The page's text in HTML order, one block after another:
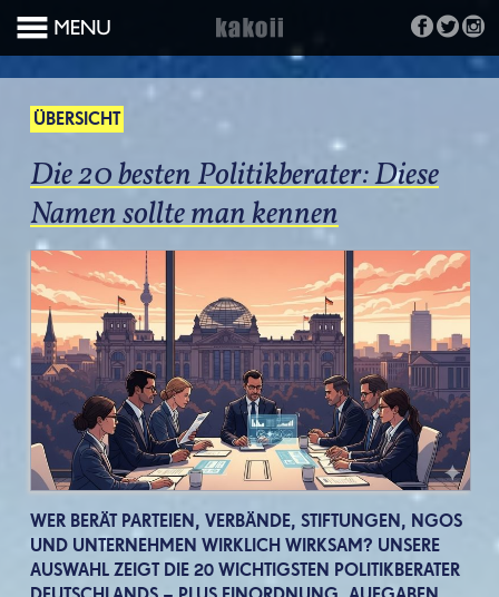
ÜBERSICHT
Die 20 besten Politikberater: Diese
Namen sollte man kennen
WER BERÄT PARTEIEN, VERBÄNDE, STIFTUNGEN, NGOS
UND UNTERNEHMEN WIRKLICH WIRKSAM? UNSERE
AUSWAHL ZEIGT DIE 20 WICHTIGSTEN POLITIKBERATER